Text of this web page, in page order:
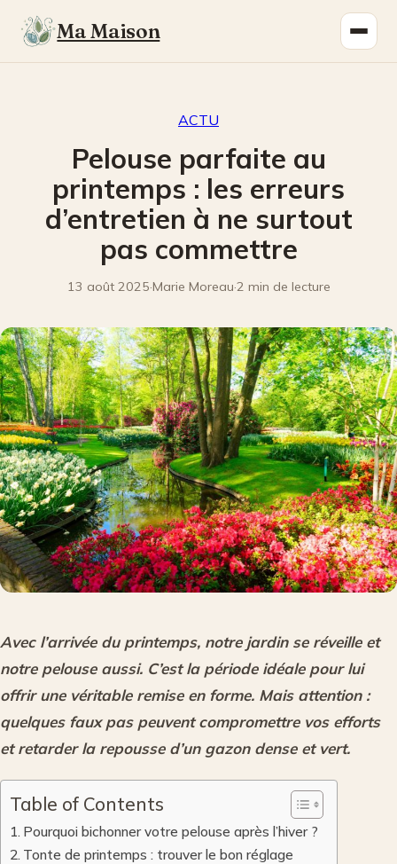
Ma Maison
ACTU
Pelouse parfaite au
printemps : les erreurs
d’entretien à ne surtout
pas commettre
13 août 2025·Marie Moreau·2 min de lecture
Avec l’arrivée du printemps, notre jardin se réveille et
notre pelouse aussi. C’est la période idéale pour lui
offrir une véritable remise en forme. Mais attention :
quelques faux pas peuvent compromettre vos efforts
et retarder la repousse d’un gazon dense et vert.
Table of Contents
Pourquoi bichonner votre pelouse après l’hiver ?
Tonte de printemps : trouver le bon réglage